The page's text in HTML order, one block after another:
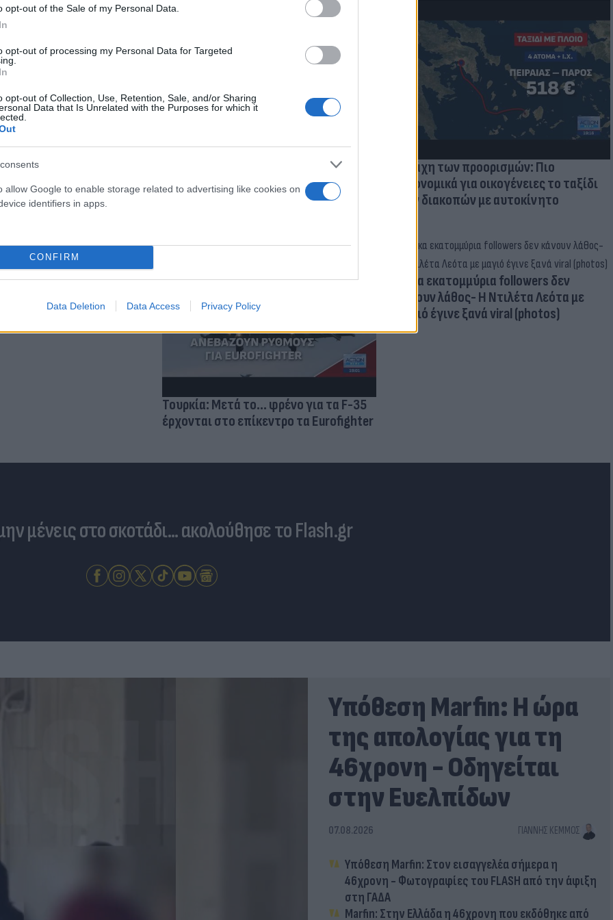
opt-out of the Sale of my Personal Data.
opt-out of processing my Personal Data for Targeted
opt-out of Collection, Use, Retention, Sale, and/or Sharing
Data that Is Unrelated with the Purposes for which it
allow Google to enable storage related to advertising like cookies on
identifiers in apps.
CONFIRM
Data Deletion Data Access Privacy Policy
στην παρουσίαση του
κόσμου στο γήπεδο
(video)
Skin dysmorphia: Όταν η εμμονή με το
«τέλειο» δέρμα αποτελεί πρόβλημα
Η μάχη των προορισμών: Πιο
οικονομικά για οικογένειες το ταξίδι
των διακοπών με αυτοκίνητο
το χαμένο βάρος;
μας
Τουρκία: Μετά το... φρένο για τα F-35
έρχονται στο επίκεντρο τα Eurofighter
Δέκα εκατομμύρια followers δεν
κάνουν λάθος- Η Ντιλέτα Λεότα με
μαγιό έγινε ξανά viral (photos)
μένεις στο σκοτάδι... ακολούθησε το Flash.gr
Υπόθεση Marfin: Η ώρα
της απολογίας για τη
46χρονη - Οδηγείται
στην Ευελπίδων
07.08.2026 ΓΙΆΝΝΗΣ ΚΈΜΜΟΣ
Υπόθεση Marfin: Στον εισαγγελέα σήμερα η
46χρονη - Φωτογραφίες του FLASH από την άφιξη
στη ΓΑΔΑ
Marfin: Στην Ελλάδα η 46χρονη που εκδόθηκε από